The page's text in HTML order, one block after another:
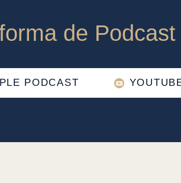
de
PODCAST